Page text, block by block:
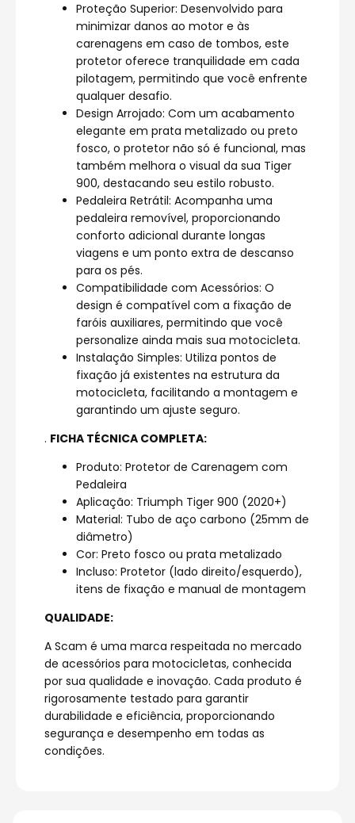
Proteção Superior: Desenvolvido para
minimizar danos ao motor e às
carenagens em caso de tombos, este
protetor oferece tranquilidade em cada
pilotagem, permitindo que você enfrente
qualquer desafio.
Design Arrojado: Com um acabamento
elegante em prata metalizado ou preto
fosco, o protetor não só é funcional, mas
também melhora o visual da sua Tiger
900, destacando seu estilo robusto.
Pedaleira Retrátil: Acompanha uma
pedaleira removível, proporcionando
conforto adicional durante longas
viagens e um ponto extra de descanso
para os pés.
Compatibilidade com Acessórios: O
design é compatível com a fixação de
faróis auxiliares, permitindo que você
personalize ainda mais sua motocicleta.
Instalação Simples: Utiliza pontos de
fixação já existentes na estrutura da
motocicleta, facilitando a montagem e
garantindo um ajuste seguro.
. FICHA TÉCNICA COMPLETA:
Produto: Protetor de Carenagem com
Pedaleira
Aplicação: Triumph Tiger 900 (2020+)
Material: Tubo de aço carbono (25mm de
diâmetro)
Cor: Preto fosco ou prata metalizado
Incluso: Protetor (lado direito/esquerdo),
itens de fixação e manual de montagem
QUALIDADE:
A Scam é uma marca respeitada no mercado
de acessórios para motocicletas, conhecida
por sua qualidade e inovação. Cada produto é
rigorosamente testado para garantir
durabilidade e eficiência, proporcionando
segurança e desempenho em todas as
condições.